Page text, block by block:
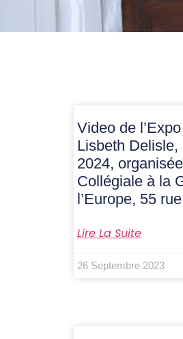
Video de
Lisbeth
2024,
Collégiale à la
l’Europe, 55
Lire La Suite
26 Septembre 2023